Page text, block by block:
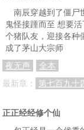
南辰穿越到了僵尸
鬼怪接踵而至 想要
个猪队友，迎接各种
成了茅山大宗师
夜无声
全本
最新章：
第七百九十
正正经经修个仙